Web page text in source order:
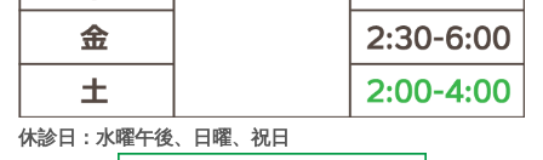
休診日：水曜午後、日曜、祝日